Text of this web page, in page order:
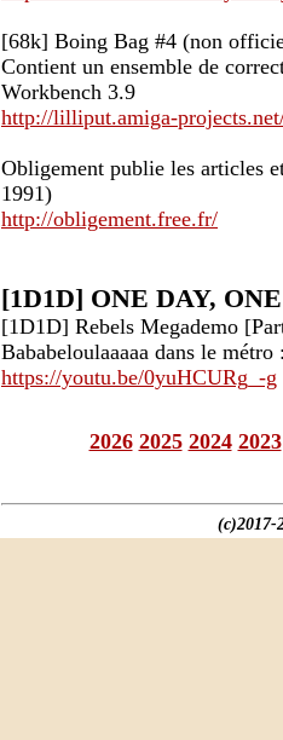
[68k] Boing Bag #4 (non
Contient un ensemble de
Workbench 3.9
http://lilliput.amiga-
Obligement publie les articles
1991)
http://obligement.free.fr/
[1D1D] ONE DAY,
[1D1D] Rebels Megademo
Bababeloulaaaaa dans le métro
https://youtu.be/0yuHCURg_-g
2026 2025 2024 2023
(c)2017-